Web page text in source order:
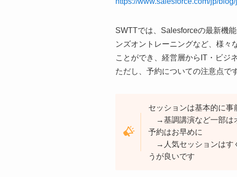
SWTTでは、Salesforceの最新機
ンズオントレーニングなど、様々
ことができ、経営層からIT・ビジ
ただし、予約についての注意点です
セッションは基本的に事
→基調講演など一部は
予約はお早めに
→人気セッションはす
うが良いです